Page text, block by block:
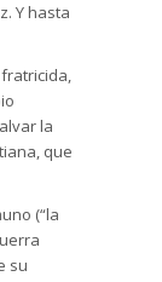
Y hasta
la
que
(“la
su